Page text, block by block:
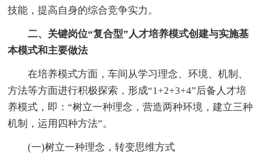
技能，提高自身的综合竞争实力。
二、关键岗位“复合型”人才培养模式创建与实施基
本模式和主要做法
在培养模式方面，车间从学习理念、环境、机制、
方法等方面进行积极探索，形成“1+2+3+4”后备人才培
养模式，即：“树立一种理念，营造两种环境，建立三种
机制，运用四种方法”。
(一)树立一种理念，转变思维方式